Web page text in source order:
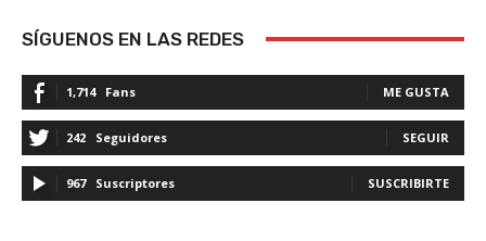
SÍGUENOS EN LAS REDES
1,714 Fans ME GUSTA
242 Seguidores SEGUIR
967 Suscriptores SUSCRIBIRTE